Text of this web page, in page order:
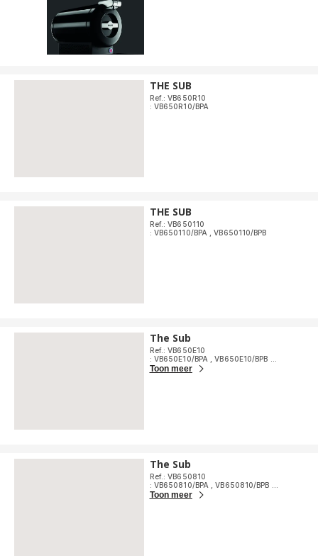
THE SUB
Ref.: VB650R10
: VB650R10/BPA
THE SUB
Ref.: VB650110
: VB650110/BPA
,VB650110/BPB
The Sub
Ref.: VB650E10
: VB650E10/BPA
,VB650E10/BPB
Toon meer
The Sub
Ref.: VB650810
: VB650810/BPA
,VB650810/BPB
Toon meer